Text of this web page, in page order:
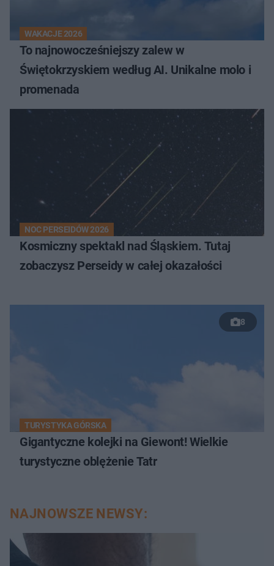
WAKACJE 2026
To najnowocześniejszy zalew w
Świętokrzyskiem według AI. Unikalne molo i
promenada
NOC PERSEIDÓW 2026
Kosmiczny spektakl nad Śląskiem. Tutaj
zobaczysz Perseidy w całej okazałości
8
TURYSTYKA GÓRSKA
Gigantyczne kolejki na Giewont! Wielkie
turystyczne oblężenie Tatr
NAJNOWSZE NEWSY: